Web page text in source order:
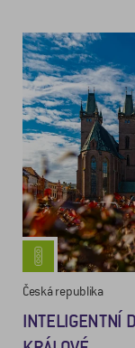
Česká republika
INTELIGENTNÍ